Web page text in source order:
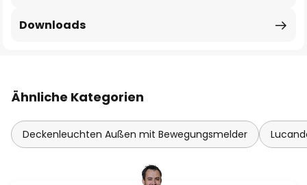
Downloads
Ähnliche Kategorien
Deckenleuchten Außen mit Bewegungsmelder